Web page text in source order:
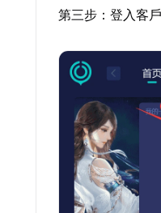
第三步：登入客